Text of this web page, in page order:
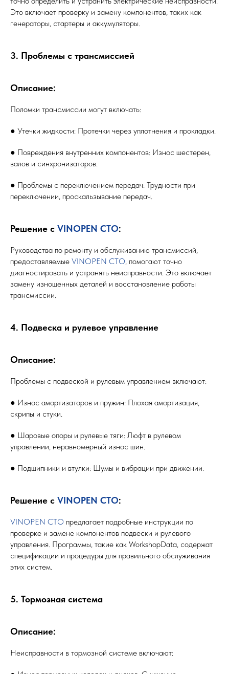
Это включает проверку и замену компонентов, таких как
генераторы, стартеры и аккумуляторы.
3. Проблемы с трансмиссией
Описание:
Поломки трансмиссии могут включать:
● Утечки жидкости: Протечки через уплотнения и прокладки.
● Повреждения внутренних компонентов: Износ шестерен,
валов и синхронизаторов.
● Проблемы с переключением передач: Трудности при
переключении, проскальзывание передач.
Решение с VINOPEN СТО:
Руководства по ремонту и обслуживанию трансмиссий,
предоставляемые VINOPEN СТО, помогают точно
диагностировать и устранять неисправности. Это включает
замену изношенных деталей и восстановление работы
трансмиссии.
4. Подвеска и рулевое управление
Описание:
Проблемы с подвеской и рулевым управлением включают:
● Износ амортизаторов и пружин: Плохая амортизация,
скрипы и стуки.
● Шаровые опоры и рулевые тяги: Люфт в рулевом
управлении, неравномерный износ шин.
● Подшипники и втулки: Шумы и вибрации при движении.
Решение с VINOPEN СТО:
VINOPEN СТО предлагает подробные инструкции по
проверке и замене компонентов подвески и рулевого
управления. Программы, такие как WorkshopData, содержат
спецификации и процедуры для правильного обслуживания
этих систем.
5. Тормозная система
Описание:
Неисправности в тормозной системе включают: